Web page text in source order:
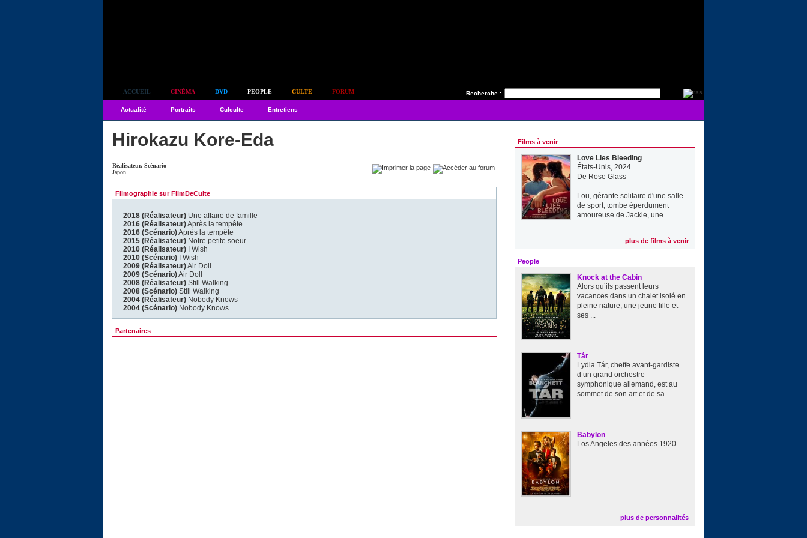
Recherche :
ACCUEIL CINÉMA DVD PEOPLE CULTE FORUM
Actualité Portraits Culculte Entretiens
Hirokazu Kore-Eda
Réalisateur, Scénario
Japon
Filmographie sur FilmDeCulte
2018 (Réalisateur) Une affaire de famille
2016 (Réalisateur)Après la tempête
2016 (Scénario)Après la tempête
2015 (Réalisateur) Notre petite soeur
2010 (Réalisateur) I Wish
2010 (Scénario) I Wish
2009 (Réalisateur)Air Doll
2009 (Scénario)Air Doll
2008 (Réalisateur) Still Walking
2008 (Scénario) Still Walking
2004 (Réalisateur) Nobody Knows
2004 (Scénario) Nobody Knows
Partenaires
Films à venir
Love Lies Bleeding
États-Unis, 2024
De Rose Glass
Lou, gérante solitaire d'une salle
de sport, tombe éperdument
amoureuse de Jackie, une ...
plus de films à venir
People
Knock at the Cabin
Alors qu’ils passent leurs
vacances dans un chalet isolé en
pleine nature, une jeune fille et
ses ...
Tár
Lydia Tár, cheffe avant-gardiste
d’un grand orchestre
symphonique allemand, est au
sommet de son art et de sa ...
Babylon
Los Angeles des années 1920 ...
plus de personnalités